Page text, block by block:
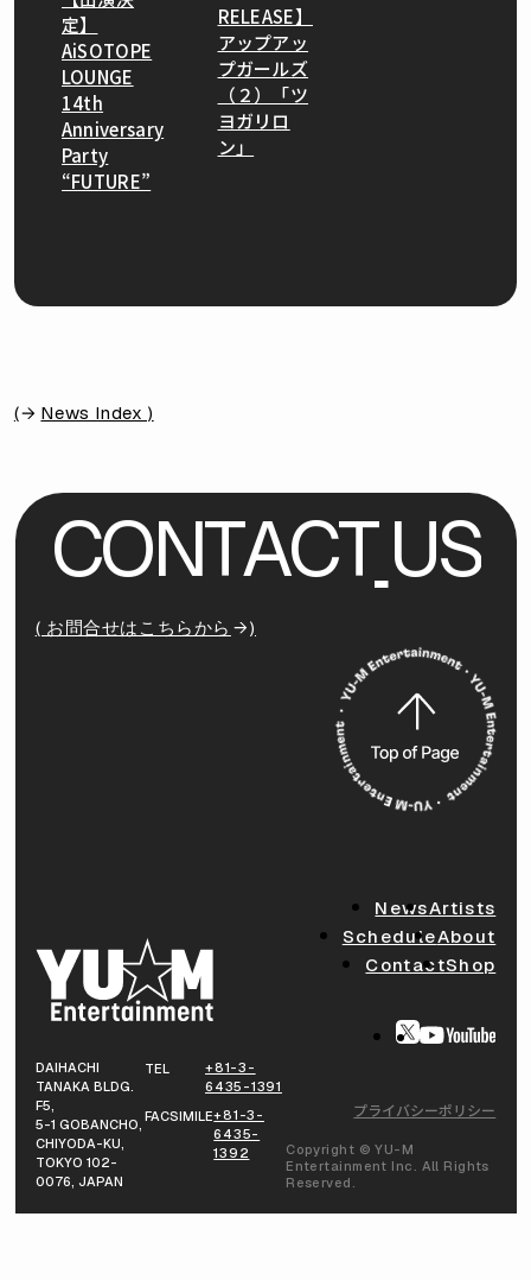
定】
AiSOTOPE
LOUNGE
14th
Anniversary
Party
“FUTURE”
RELEASE】
アップアッ
プガールズ
（２）「ツ
ヨガリロ
ン」
( News Index )
CONTACT US
( お問合せはこちらから )
DAIHACHI
TANAKA BLDG.
F5,
5-1 GOBANCHO,
CHIYODA-KU,
TOKYO 102-
0076, JAPAN
TEL
+81-3-
6435-1391
FACSIMILE+81-3-
6435-
1392
NewsArtists
ScheduleAbout
ContactShop
プライバシーポリシー
Copyright © YU-M
Entertainment Inc. All Rights
Reserved.